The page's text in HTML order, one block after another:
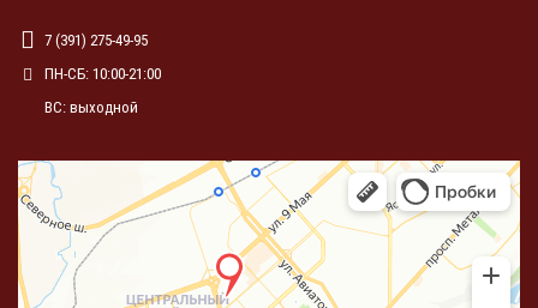
7 (391) 275-49-95
ПН-СБ: 10:00-21:00
ВС: выходной